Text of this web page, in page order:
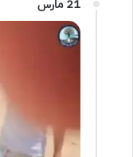
21 مارس